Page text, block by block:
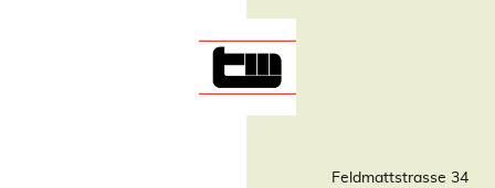
Feldmattstrasse 34